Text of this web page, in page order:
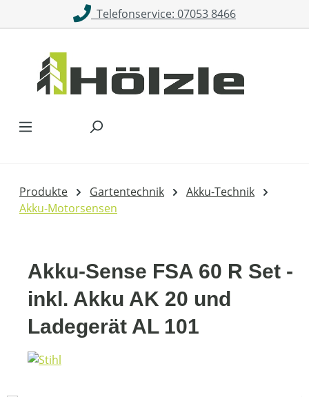
Zum Hauptinhalt springenTelefonservice: 07053 8466
Produkte Gartentechnik
Akku-Technik
Akku-Motorsensen
Akku-Sense FSA 60 R Set -
inkl. Akku AK 20 und
Ladegerät AL 101